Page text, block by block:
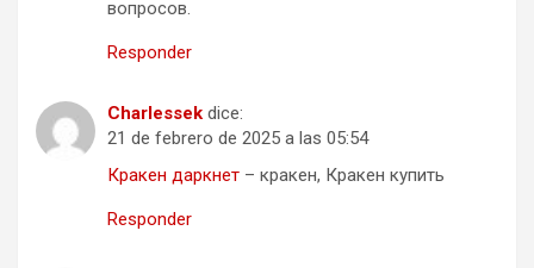
вопросов.
Responder
Charlessek dice:
21 de febrero de 2025 a las 05:54
Кракен даркнет – кракен, Кракен купить
Responder